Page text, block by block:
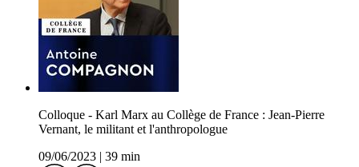
Colloque - Karl Marx au Collège de France : Jean-Pierre
Vernant, le militant et l'anthropologue
09/06/2023
39 min